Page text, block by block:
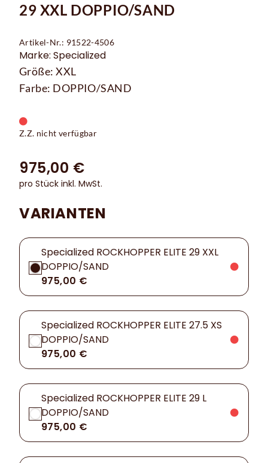
29 XXL DOPPIO/SAND
Artikel-Nr.: 91522-4506
Marke: Specialized
Größe: XXL
Farbe: DOPPIO/SAND
Z.Z. nicht verfügbar
975,00 €
pro Stück inkl. MwSt.
VARIANTEN
Specialized ROCKHOPPER ELITE 29 XXL
DOPPIO/SAND
975,00 €
Specialized ROCKHOPPER ELITE 27.5 XS
DOPPIO/SAND
975,00 €
Specialized ROCKHOPPER ELITE 29 L
DOPPIO/SAND
975,00 €